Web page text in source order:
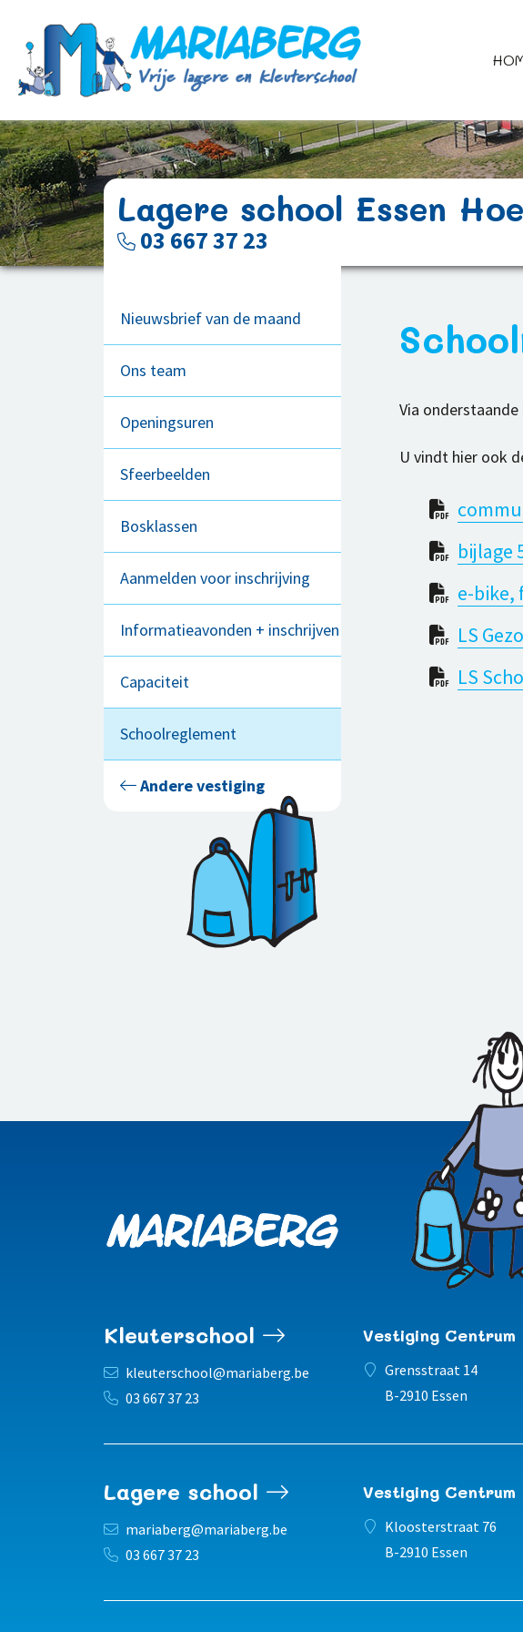
Lagere school Essen
03 667 37 23
Nieuwsbrief van de maand
Ons team
Openingsuren
Sfeerbeelden
Bosklassen
Aanmelden voor inschrijving
Informatieavonden + inschrijven
Capaciteit
Schoolreglement
Andere vestiging
Via
U vindt hier ook
bijlage
e-bike,
LS
LS
Kleuterschool
kleuterschool@mariaberg.be
03 667 37 23
Vestiging Centrum
Grensstraat 14
B-2910 Essen
Lagere school
mariaberg@mariaberg.be
03 667 37 23
Vestiging Centrum
Kloosterstraat 76
B-2910 Essen